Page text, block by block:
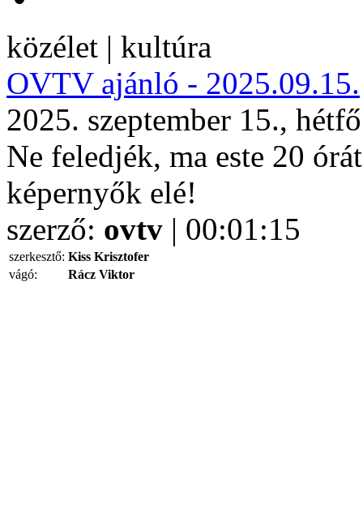
közélet | kultúra
OVTV ajánló - 2025.09.15.
2025. szeptember 15.,
Ne feledjék, ma este 20
képernyők elé!
szerző: ovtv | 00:01:15
szerkesztő: Kiss Krisztofer
vágó:
Rácz Viktor